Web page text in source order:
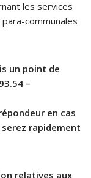
les services
communales
un point de
–
en cas
serez rapidement
relatives aux